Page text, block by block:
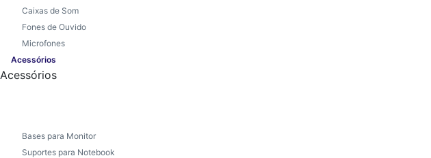
Caixas de Som
Fones de Ouvido
Microfones
Acessórios
Acessórios
Bases para Monitor
Suportes para Notebook